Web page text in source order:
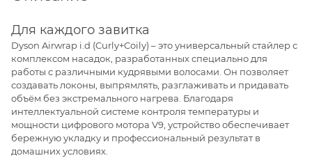
Для каждого завитка
Dyson Airwrap i.d (Curly+Coily) – это универсальный стайлер с
комплексом насадок, разработанных специально для
работы с различными кудрявыми волосами. Он позволяет
создавать локоны, выпрямлять, разглаживать и придавать
объём без экстремального нагрева. Благодаря
интеллектуальной системе контроля температуры и
мощности цифрового мотора V9, устройство обеспечивает
бережную укладку и профессиональный результат в
домашних условиях.